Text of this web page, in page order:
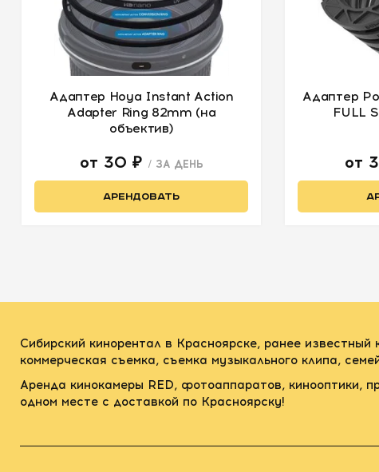
Адаптер Hoya Instant Action
Adapter Ring 82mm (на
объектив)
от 30 ₽ / ЗА ДЕНЬ
АРЕНДОВАТЬ
Адаптер
FULL
от
Сибирский кинорентал в Красноярске, ранее
коммерческая съемка, съемка музыкального клипа,
Аренда кинокамеры RED, фотоаппаратов, кинооптики,
одном месте с доставкой по Красноярску!